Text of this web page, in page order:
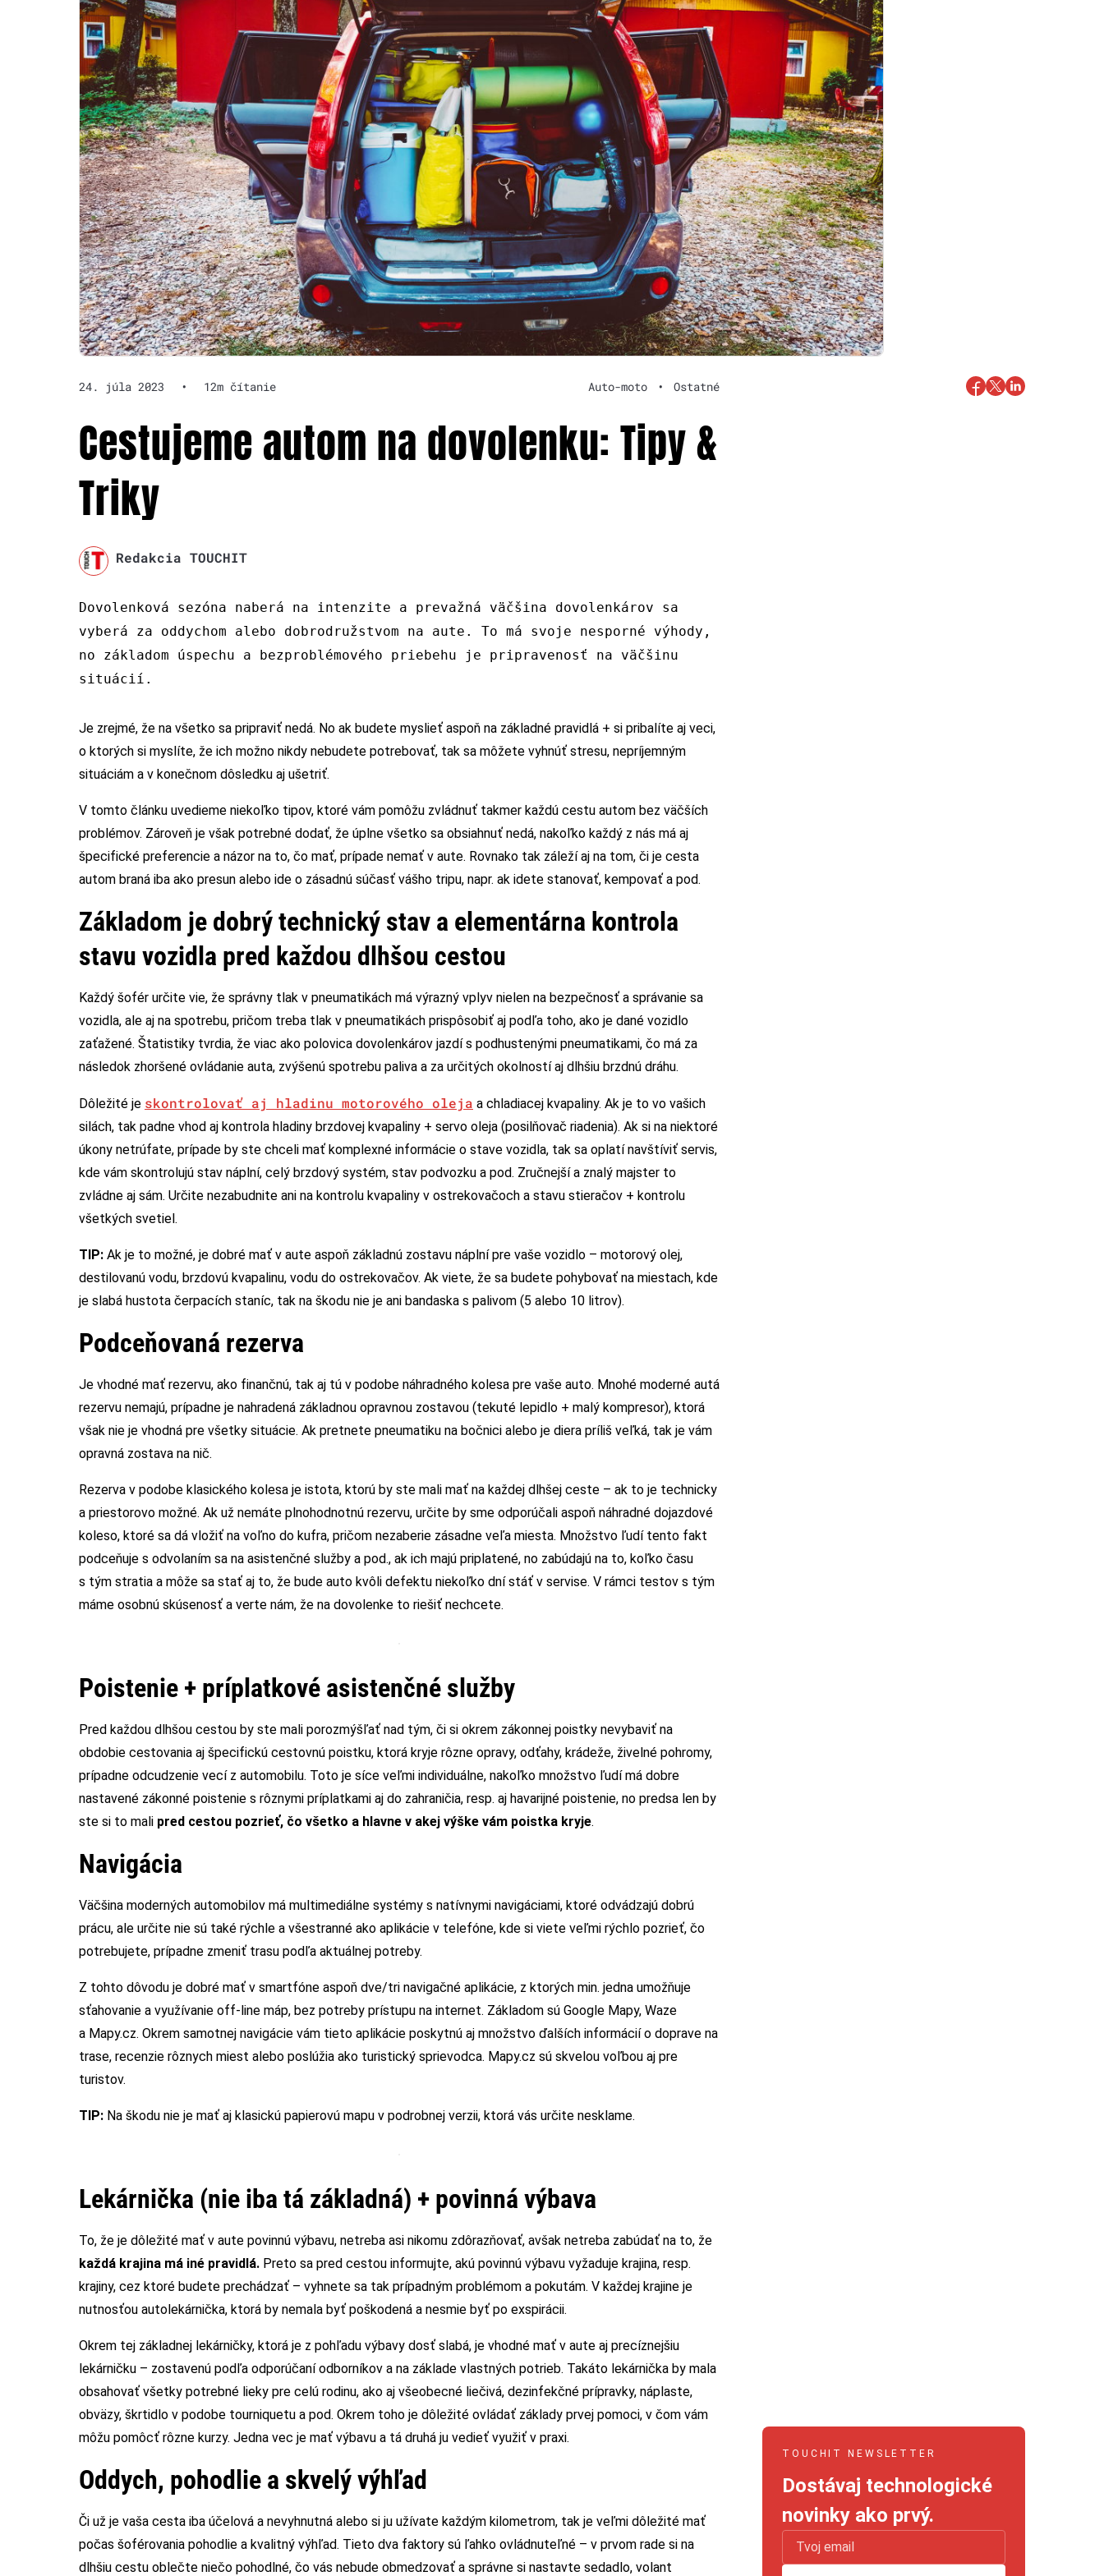
24. júla 2023 • 12m čítanie Auto-moto • Ostatné
Cestujeme autom na dovolenku: Tipy &
Triky
Redakcia TOUCHIT
Dovolenková sezóna naberá na intenzite a prevažná väčšina dovolenkárov sa
vyberá za oddychom alebo dobrodružstvom na aute. To má svoje nesporné výhody,
no základom úspechu a bezproblémového priebehu je pripravenosť na väčšinu
situácií.
Je zrejmé, že na všetko sa pripraviť nedá. No ak budete myslieť aspoň na základné pravidlá + si pribalíte aj veci,
o ktorých si myslíte, že ich možno nikdy nebudete potrebovať, tak sa môžete vyhnúť stresu, nepríjemným
situáciám a v konečnom dôsledku aj ušetriť.
V tomto článku uvedieme niekoľko tipov, ktoré vám pomôžu zvládnuť takmer každú cestu autom bez väčších
problémov. Zároveň je však potrebné dodať, že úplne všetko sa obsiahnuť nedá, nakoľko každý z nás má aj
špecifické preferencie a názor na to, čo mať, prípade nemať v aute. Rovnako tak záleží aj na tom, či je cesta
autom braná iba ako presun alebo ide o zásadnú súčasť vášho tripu, napr. ak idete stanovať, kempovať a pod.
Základom je dobrý technický stav a elementárna kontrola
stavu vozidla pred každou dlhšou cestou
Každý šofér určite vie, že správny tlak v pneumatikách má výrazný vplyv nielen na bezpečnosť a správanie sa
vozidla, ale aj na spotrebu, pričom treba tlak v pneumatikách prispôsobiť aj podľa toho, ako je dané vozidlo
zaťažené. Štatistiky tvrdia, že viac ako polovica dovolenkárov jazdí s podhustenými pneumatikami, čo má za
následok zhoršené ovládanie auta, zvýšenú spotrebu paliva a za určitých okolností aj dlhšiu brzdnú dráhu.
Dôležité je skontrolovať aj hladinu motorového oleja a chladiacej kvapaliny. Ak je to vo vašich
silách, tak padne vhod aj kontrola hladiny brzdovej kvapaliny + servo oleja (posilňovač riadenia). Ak si na niektoré
úkony netrúfate, prípade by ste chceli mať komplexné informácie o stave vozidla, tak sa oplatí navštíviť servis,
kde vám skontrolujú stav náplní, celý brzdový systém, stav podvozku a pod. Zručnejší a znalý majster to
zvládne aj sám. Určite nezabudnite ani na kontrolu kvapaliny v ostrekovačoch a stavu stieračov + kontrolu
všetkých svetiel.
TIP: Ak je to možné, je dobré mať v aute aspoň základnú zostavu náplní pre vaše vozidlo – motorový olej,
destilovanú vodu, brzdovú kvapalinu, vodu do ostrekovačov. Ak viete, že sa budete pohybovať na miestach, kde
je slabá hustota čerpacích staníc, tak na škodu nie je ani bandaska s palivom (5 alebo 10 litrov).
Podceňovaná rezerva
Je vhodné mať rezervu, ako finančnú, tak aj tú v podobe náhradného kolesa pre vaše auto. Mnohé moderné autá
rezervu nemajú, prípadne je nahradená základnou opravnou zostavou (tekuté lepidlo + malý kompresor), ktorá
však nie je vhodná pre všetky situácie. Ak pretnete pneumatiku na bočnici alebo je diera príliš veľká, tak je vám
opravná zostava na nič.
Rezerva v podobe klasického kolesa je istota, ktorú by ste mali mať na každej dlhšej ceste – ak to je technicky
a priestorovo možné. Ak už nemáte plnohodnotnú rezervu, určite by sme odporúčali aspoň náhradné dojazdové
koleso, ktoré sa dá vložiť na voľno do kufra, pričom nezaberie zásadne veľa miesta. Množstvo ľudí tento fakt
podceňuje s odvolaním sa na asistenčné služby a pod., ak ich majú priplatené, no zabúdajú na to, koľko času
s tým stratia a môže sa stať aj to, že bude auto kvôli defektu niekoľko dní stáť v servise. V rámci testov s tým
máme osobnú skúsenosť a verte nám, že na dovolenke to riešiť nechcete.
Poistenie + príplatkové asistenčné služby
Pred každou dlhšou cestou by ste mali porozmýšľať nad tým, či si okrem zákonnej poistky nevybaviť na
obdobie cestovania aj špecifickú cestovnú poistku, ktorá kryje rôzne opravy, odťahy, krádeže, živelné pohromy,
prípadne odcudzenie vecí z automobilu. Toto je síce veľmi individuálne, nakoľko množstvo ľudí má dobre
nastavené zákonné poistenie s rôznymi príplatkami aj do zahraničia, resp. aj havarijné poistenie, no predsa len by
ste si to mali pred cestou pozrieť, čo všetko a hlavne v akej výške vám poistka kryje.
Navigácia
Väčšina moderných automobilov má multimediálne systémy s natívnymi navigáciami, ktoré odvádzajú dobrú
prácu, ale určite nie sú také rýchle a všestranné ako aplikácie v telefóne, kde si viete veľmi rýchlo pozrieť, čo
potrebujete, prípadne zmeniť trasu podľa aktuálnej potreby.
Z tohto dôvodu je dobré mať v smartfóne aspoň dve/tri navigačné aplikácie, z ktorých min. jedna umožňuje
sťahovanie a využívanie off-line máp, bez potreby prístupu na internet. Základom sú Google Mapy, Waze
a Mapy.cz. Okrem samotnej navigácie vám tieto aplikácie poskytnú aj množstvo ďalších informácií o doprave na
trase, recenzie rôznych miest alebo poslúžia ako turistický sprievodca. Mapy.cz sú skvelou voľbou aj pre
turistov.
TIP: Na škodu nie je mať aj klasickú papierovú mapu v podrobnej verzii, ktorá vás určite nesklame.
Lekárnička (nie iba tá základná) + povinná výbava
To, že je dôležité mať v aute povinnú výbavu, netreba asi nikomu zdôrazňovať, avšak netreba zabúdať na to, že
každá krajina má iné pravidlá. Preto sa pred cestou informujte, akú povinnú výbavu vyžaduje krajina, resp.
krajiny, cez ktoré budete prechádzať – vyhnete sa tak prípadným problémom a pokutám. V každej krajine je
nutnosťou autolekárnička, ktorá by nemala byť poškodená a nesmie byť po exspirácii.
Okrem tej základnej lekárničky, ktorá je z pohľadu výbavy dosť slabá, je vhodné mať v aute aj precíznejšiu
lekárničku – zostavenú podľa odporúčaní odborníkov a na základe vlastných potrieb. Takáto lekárnička by mala
obsahovať všetky potrebné lieky pre celú rodinu, ako aj všeobecné liečivá, dezinfekčné prípravky, náplaste,
obväzy, škrtidlo v podobe tourniquetu a pod. Okrem toho je dôležité ovládať základy prvej pomoci, v čom vám
môžu pomôcť rôzne kurzy. Jedna vec je mať výbavu a tá druhá ju vedieť využiť v praxi.
Oddych, pohodlie a skvelý výhľad
Či už je vaša cesta iba účelová a nevyhnutná alebo si ju užívate každým kilometrom, tak je veľmi dôležité mať
počas šoférovania pohodlie a kvalitný výhľad. Tieto dva faktory sú ľahko ovládnuteľné – v prvom rade si na
dlhšiu cestu oblečte niečo pohodlné, čo vás nebude obmedzovať a správne si nastavte sedadlo, volant
TOUCHIT NEWSLETTER
Dostávaj technologické
novinky ako prvý.